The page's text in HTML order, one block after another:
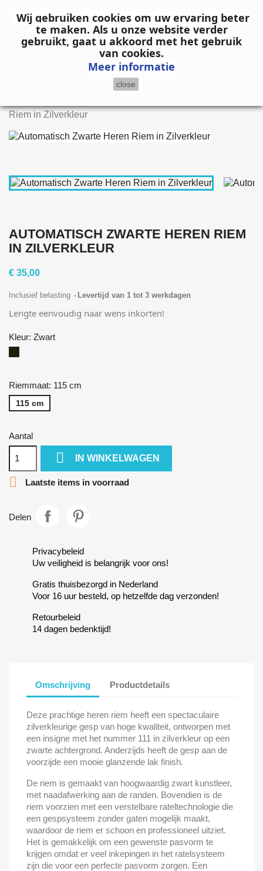

search
Riem in Zilverkleur
AUTOMATISCH ZWARTE HEREN RIEM
IN ZILVERKLEUR
€ 35,00
Inclusief belasting Levertijd van 1 tot 3 werkdagen
Lengte eenvoudig naar wens inkorten!
Kleur: Zwart
Riemmaat: 115 cm
115 cm
Aantal
 IN WINKELWAGEN
 Laatste items in voorraad
Delen
Privacybeleid
Uw veiligheid is belangrijk voor ons!
Gratis thuisbezorgd in Nederland
Voor 16 uur besteld, op hetzelfde dag verzonden!
Retourbeleid
14 dagen bedenktijd!
Omschrijving Productdetails
Deze prachtige heren riem heeft een spectaculaire
zilverkleurige gesp van hoge kwaliteit, ontworpen met
een insigne met het nummer 111 in zilverkleur op een
zwarte achtergrond. Anderzijds heeft de gesp aan de
voorzijde een mooie glanzende lak finish.
De riem is gemaakt van hoogwaardig zwart kunstleer,
met naadafwerking aan de randen. Bovendien is de
riem voorzien met een verstelbare rateltechnologie die
een gespsysteem zonder gaten mogelijk maakt,
waardoor de riem er schoon en professioneel uitziet.
Het is gemakkelijk om een gewenste pasvorm te
krijgen omdat er veel inkepingen in het ratelsysteem
zijn die voor een perfecte pasvorm zorgen. Een
Wij gebruiken cookies om uw ervaring beter
te maken. Als u onze website verder
gebruikt, gaat u akkoord met het gebruik
van cookies.
Meer informatie
close